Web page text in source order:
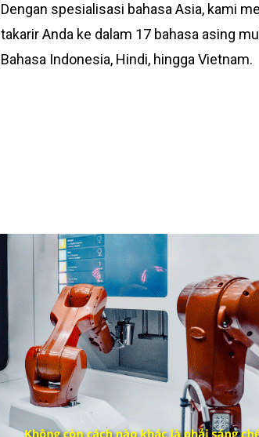
Dengan spesialisasi bahasa Asia, kami
takarir Anda ke dalam 17 bahasa asing
Bahasa Indonesia, Hindi, hingga Vietnam.